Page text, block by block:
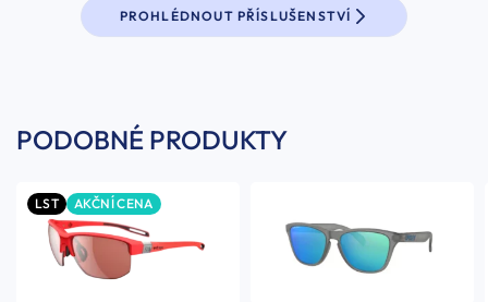
PROHLÉDNOUT PŘÍSLUŠENSTVÍ
PODOBNÉ PRODUKTY
LST AKČNÍ CENA